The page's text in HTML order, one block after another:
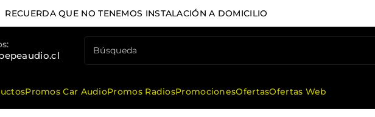
A DOMICILIO
Búsqueda
Promos Car AudioPromos RadiosPromocionesOfertasOfertas Web